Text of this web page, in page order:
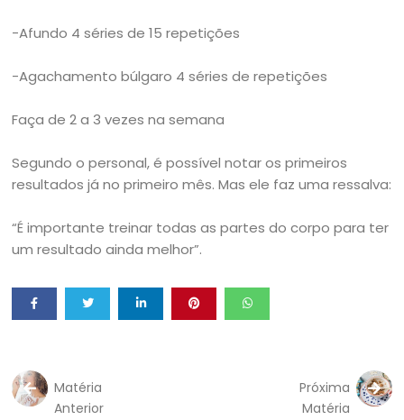
-Afundo 4 séries de 15 repetições
-Agachamento búlgaro 4 séries de repetições
Faça de 2 a 3 vezes na semana
Segundo o personal, é possível notar os primeiros
resultados já no primeiro mês. Mas ele faz uma ressalva:
“É importante treinar todas as partes do corpo para ter
um resultado ainda melhor”.
Matéria
Anterior
Próxima
Matéria